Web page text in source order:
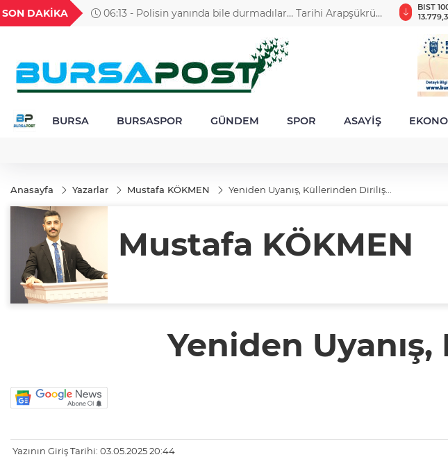
SON DAKİKA
06:13 - Polisin yanında bile durmadılar… Tarihi Arapşükrü
18,2677
TND
16,3788
BGN
27,9743
VND
0,0018
GAU/TRY
6.660,55
BIST
BURSA BURSASPOR GÜNDEM SPOR ASAYİŞ
Anasayfa Yazarlar Mustafa KÖKMEN Yeniden Uyanış, Küllerinden Diriliş...
Mustafa KÖKMEN
Yeniden
Yazının Giriş Tarihi: 03.05.2025 20:44